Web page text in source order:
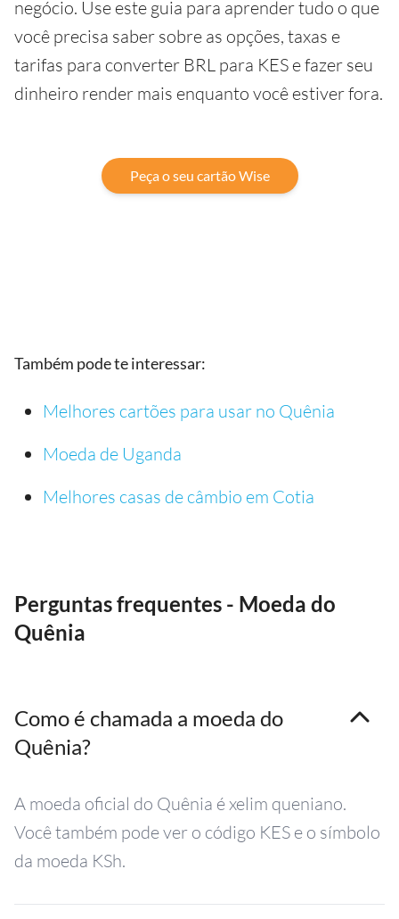
negócio. Use este guia para aprender tudo o que
você precisa saber sobre as opções, taxas e
tarifas para converter BRL para KES e fazer seu
dinheiro render mais enquanto você estiver fora.
Peça o seu cartão Wise
Também pode te interessar:
Melhores cartões para usar no Quênia
Moeda de Uganda
Melhores casas de câmbio em Cotia
Perguntas frequentes - Moeda do
Quênia
Como é chamada a moeda do
Quênia?
A moeda oficial do Quênia é xelim queniano.
Você também pode ver o código KES e o símbolo
da moeda KSh.